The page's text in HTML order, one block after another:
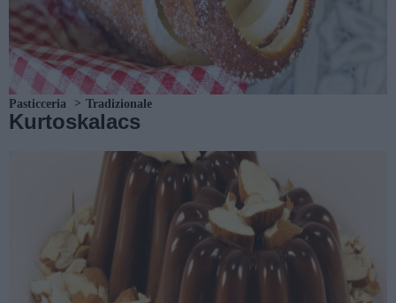
Pasticceria Tradizionale
Kurtoskalacs